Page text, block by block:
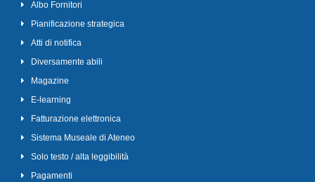
Albo Fornitori
Pianificazione strategica
Atti di notifica
Diversamente abili
Magazine
E-learning
Fatturazione elettronica
Sistema Museale di Ateneo
Solo testo / alta leggibilità
Pagamenti